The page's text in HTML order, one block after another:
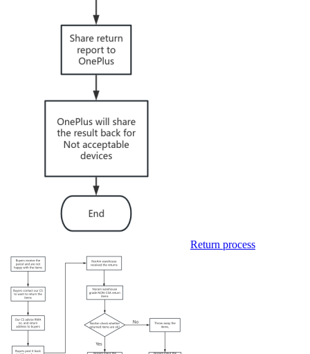
Return process